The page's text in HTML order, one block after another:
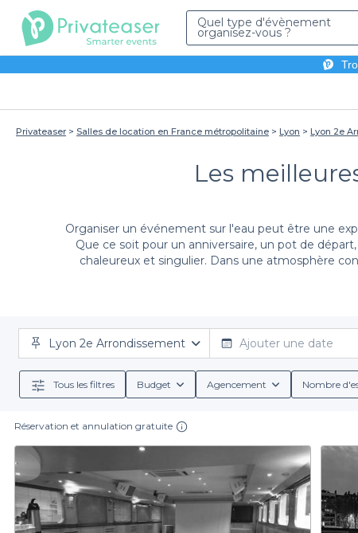
Quel type d'évènement
organisez-vous ?
Privateaser Salles de location en France métropolitaine Lyon Lyon 2e
Les
Organiser un événement sur l'eau peut être une
Que ce soit pour un anniversaire, un pot de
chaleureux et singulier. Dans une atmosphère
Avec Privateaser, trouver et réserver la péniche
à accueillir votre événement personnalisé. Vous
ambiance festive ou
En outre, notre plateforme vous permet de
Lyon, avec son riche patrimoine culturel et sa
arrondissement, vous offrez à vos invités une
en soirée ou un
Lyon 2e Arrondissement Ajouter une date
Tous les filtres Budget Agencement Nombre
Réservation et annulation gratuite